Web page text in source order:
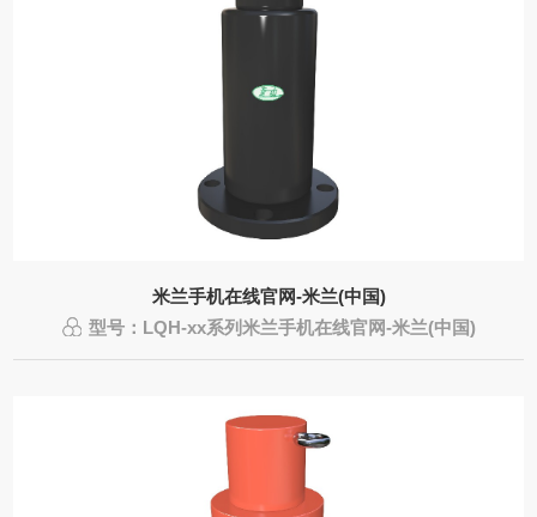
米兰手机在线官网-米兰(中国)
型号：LQH-xx系列米兰手机在线官网-米兰(中国)